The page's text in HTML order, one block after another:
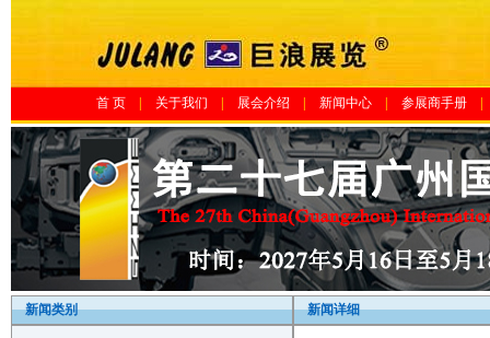
首 页 关于我们 展会介绍 新闻中心 参展商手册|
新闻类别 新闻详细